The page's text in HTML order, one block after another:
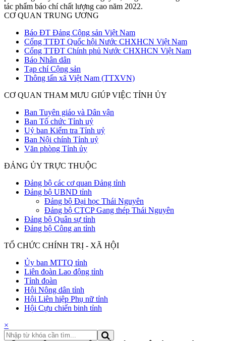
tác phẩm báo chí chất lượng cao năm 2022.
CƠ QUAN TRUNG ƯƠNG
Báo ĐT Đảng Cộng sản Việt Nam
Cổng TTĐT Quốc hội Nước CHXHCN Việt Nam
Cổng TTĐT Chính phủ Nước CHXHCN Việt Nam
Báo Nhân dân
Tạp chí Cộng sản
Thông tấn xã Việt Nam (TTXVN)
CƠ QUAN THAM MƯU GIÚP VIỆC TỈNH ỦY
Ban Tuyên giáo và Dân vận
Ban Tổ chức Tỉnh uỷ
Uỷ ban Kiểm tra Tỉnh uỷ
Ban Nội chính Tỉnh uỷ
Văn phòng Tỉnh ủy
ĐẢNG ỦY TRỰC THUỘC
Đảng bộ các cơ quan Đảng tỉnh
Đảng bộ UBND tỉnh
Đảng bộ Đại học Thái Nguyên
Đảng bộ CTCP Gang thép Thái Nguyên
Đảng bộ Quân sự tỉnh
Đảng bộ Công an tỉnh
TỔ CHỨC CHÍNH TRỊ - XÃ HỘI
Ủy ban MTTQ tỉnh
Liên đoàn Lao động tỉnh
Tỉnh đoàn
Hội Nông dân tỉnh
Hội Liên hiệp Phụ nữ tỉnh
Hội Cựu chiến binh tỉnh
×